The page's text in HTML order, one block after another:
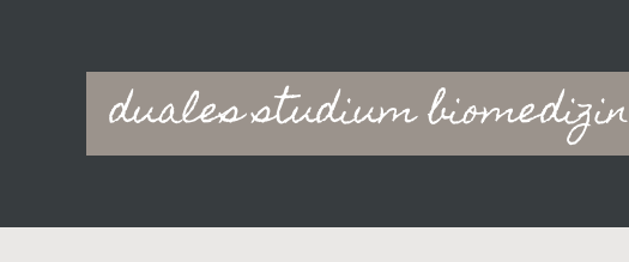
duales studium biomedizin
Main
navigation